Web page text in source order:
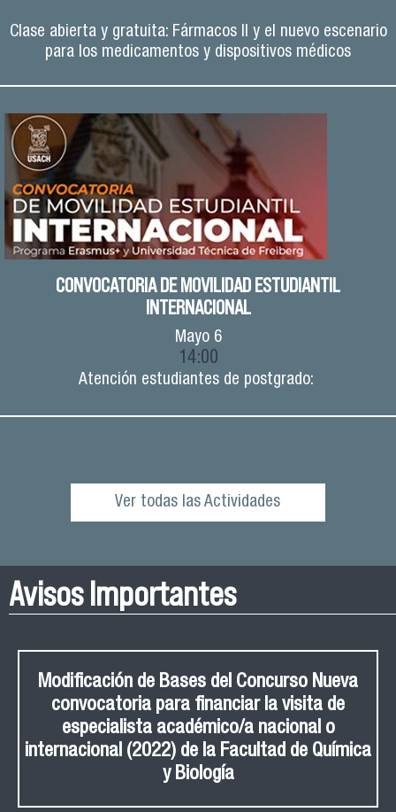
Clase abierta y gratuita: Fármacos II y el nuevo escenario
para los medicamentos y dispositivos médicos
CONVOCATORIA DE MOVILIDAD ESTUDIANTIL
INTERNACIONAL
Mayo6
14:00
Atención estudiantes de postgrado:
Ver todas las Actividades
Avisos Importantes
Modificación de Bases del Concurso Nueva
convocatoria para financiar la visita de
especialista académico/a nacional o
internacional (2022) de la Facultad de Química
y Biología